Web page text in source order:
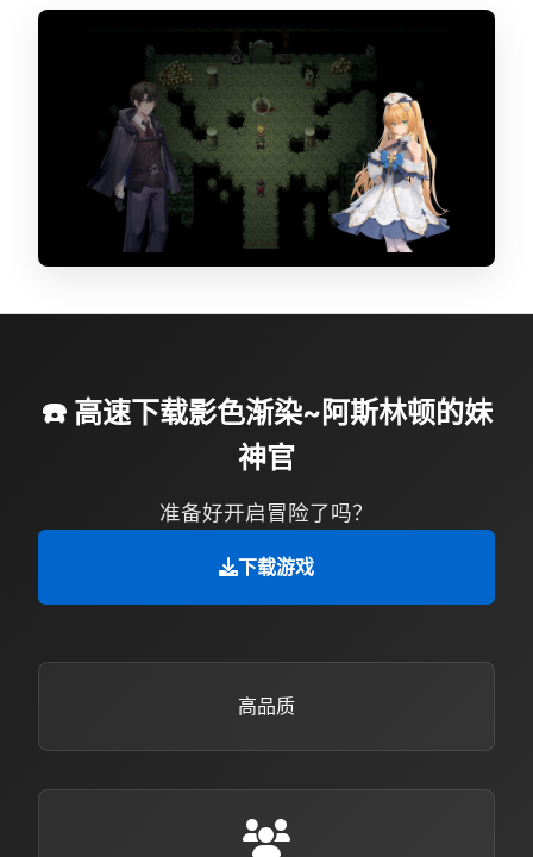
☎️ 高速下载影色渐染~阿斯林顿的妹
神官
准备好开启冒险了吗？
下载游戏
高品质